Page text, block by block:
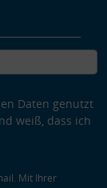
Daten genutzt
weiß, dass ich
Mit Ihrer